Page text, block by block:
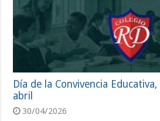
Día de la Convivencia
abril
30/04/2026